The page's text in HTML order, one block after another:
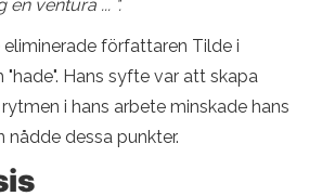
ventura ... ".
författaren Tilde i
"hade". Hans syfte var att skapa
i hans arbete minskade hans
nådde dessa punkter.